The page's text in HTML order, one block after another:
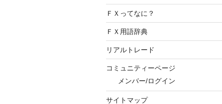
ＦＸってなに？
ＦＸ用語辞典
リアルトレード
コミュニティーページ
メンバー/ログイン
サイトマップ